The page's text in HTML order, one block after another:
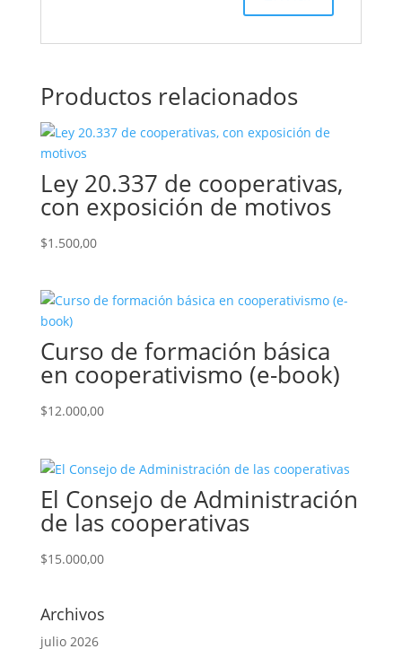
Productos relacionados
Ley 20.337 de cooperativas,
con exposición de motivos
$1.500,00
Curso de formación básica
en cooperativismo (e-book)
$12.000,00
El Consejo de Administración
de las cooperativas
$15.000,00
Archivos
julio 2026